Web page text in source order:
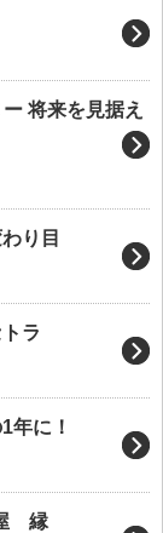
将来を見据え
り目
ラ
年に！
縁